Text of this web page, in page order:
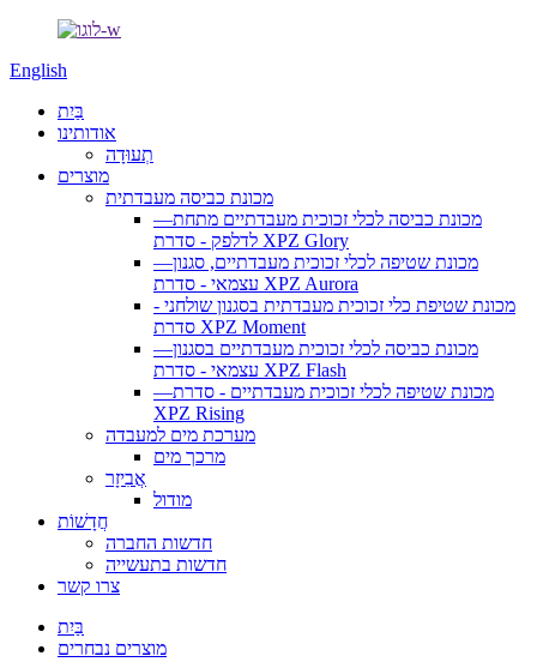
English
בַּיִת
אודותינו
תְעוּדָה
מוצרים
מכונת כביסה מעבדתית
—מכונת כביסה לכלי זכוכית מעבדתיים מתחת
לדלפק - סדרת XPZ Glory
—מכונת שטיפה לכלי זכוכית מעבדתיים, סגנון
עצמאי - סדרת XPZ Aurora
מכונת שטיפת כלי זכוכית מעבדתית בסגנון שולחני -
סדרת XPZ Moment
—מכונת כביסה לכלי זכוכית מעבדתיים בסגנון
עצמאי - סדרת XPZ Flash
—מכונת שטיפה לכלי זכוכית מעבדתיים - סדרת
XPZ Rising
מערכת מים למעבדה
מרכך מים
אֲבִיזָר
מודול
חֲדָשׁוֹת
חדשות החברה
חדשות בתעשייה
צרו קשר
בַּיִת
מוצרים נבחרים